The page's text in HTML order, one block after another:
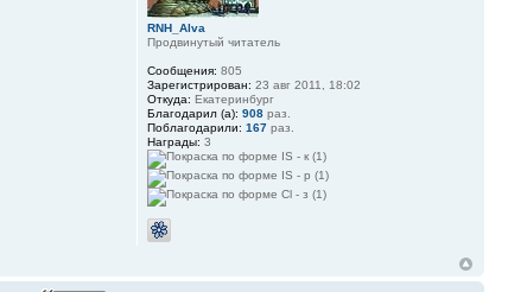
RNH_Alva
Продвинутый читатель
Сообщения: 805
Зарегистрирован: 23 авг 2011, 18:02
Откуда: Екатеринбург
Благодарил (а): 908раз.
Поблагодарили: 167раз.
Награды: 3